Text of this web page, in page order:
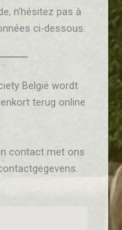
n’hésitez pas à
ci-dessous.
België wordt
terug online
contact met ons